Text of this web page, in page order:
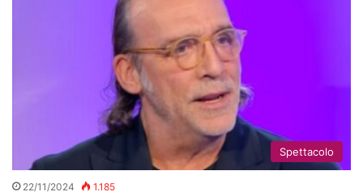
Spettacolo
22/11/2024 1.185